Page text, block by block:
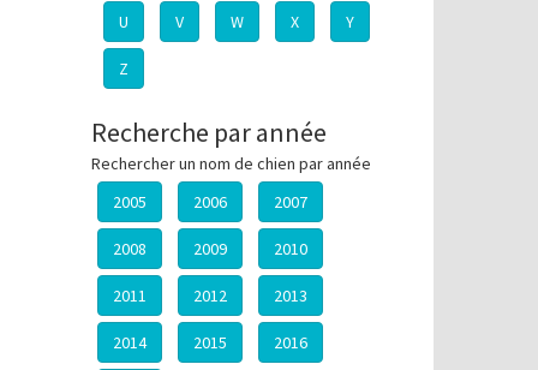
U V W X Y
Z
Recherche par année
Rechercher un nom de chien par année
2005
2006 2007
2008 2009 2010
2011 2012 2013
2014 2015 2016